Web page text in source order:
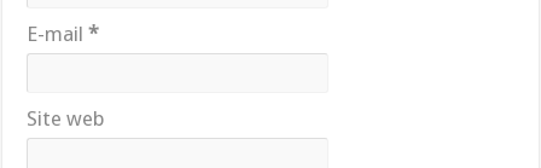
E-mail*
Site web